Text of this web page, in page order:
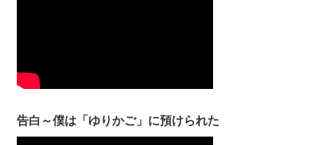
告白～僕は「ゆりかご」に預けられた